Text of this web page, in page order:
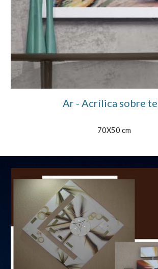
Ar - Acrílica sobre
70X50 cm